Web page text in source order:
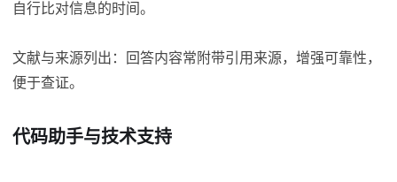
自行比对信息的时间。
文献与来源列出：回答内容常附带引用来源，增强可靠性，
便于查证。
代码助手与技术支持